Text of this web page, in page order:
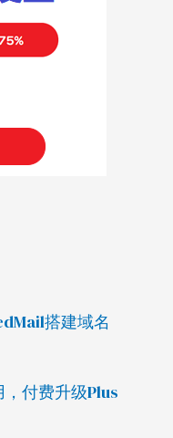
搭建域名
付费升级Plus